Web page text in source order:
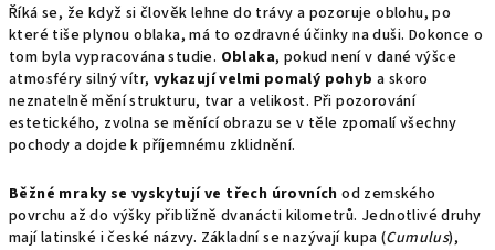
Říká se, že když si člověk lehne do trávy a pozoruje oblohu, po
které tiše plynou oblaka, má to ozdravné účinky na duši. Dokonce o
tom byla vypracována studie. Oblaka, pokud není v dané výšce
atmosféry silný vítr, vykazují velmi pomalý pohyb a skoro
neznatelně mění strukturu, tvar a velikost. Při pozorování
estetického, zvolna se měnící obrazu se v těle zpomalí všechny
pochody a dojde k příjemnému zklidnění.
Běžné mraky se vyskytují ve třech úrovních od zemského
povrchu až do výšky přibližně dvanácti kilometrů. Jednotlivé druhy
mají latinské i české názvy. Základní se nazývají kupa (Cumulus),